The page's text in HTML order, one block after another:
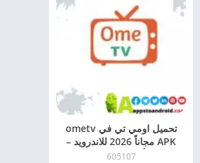
تحميل اومي تي في ometv
APK مجاناً 2026 للاندرويد –
أحدث إصدار
605107